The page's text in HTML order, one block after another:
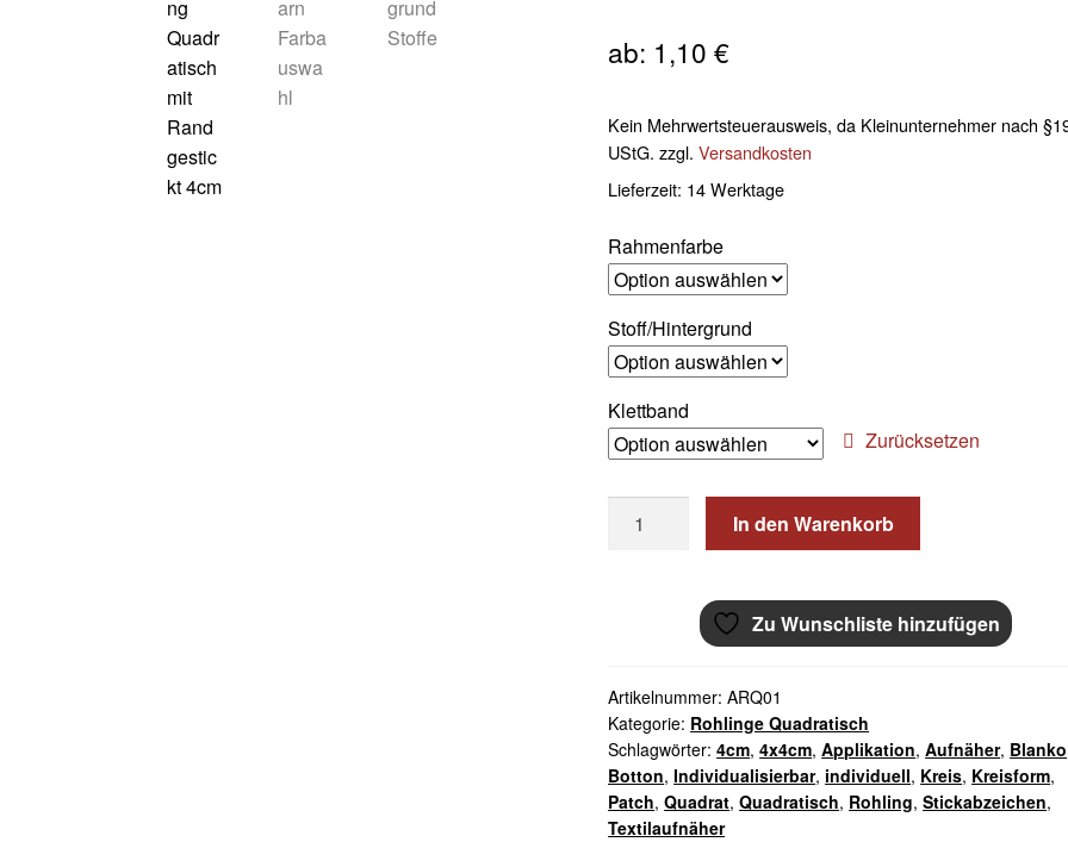
ab: 1,10€
Kein Mehrwertsteuerausweis, da Kleinunternehmer nach
UStG. zzgl.Versandkosten
Lieferzeit: 14 Werktage
Rahmenfarbe
Stoff/Hintergrund
Klettband
Zurücksetzen
Rohling
4x4cm
Menge
In den Warenkorb
Zu Wunschliste hinzufügen
Artikelnummer:ARQ01
Kategorie: Rohlinge Quadratisch
Schlagwörter:4cm,4x4cm,Applikation,Aufnäher, Blanko
Botton,Individualisierbar, individuell, Kreis, Kreisform,
Patch,Quadrat,Quadratisch, Rohling,Stickabzeichen,
Textilaufnäher